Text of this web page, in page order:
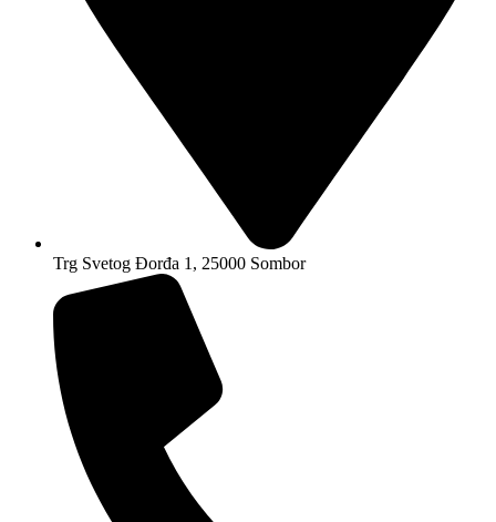
Trg Svetog Đorđa 1, 25000 Sombor